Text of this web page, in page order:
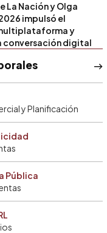
La Nación y Olga
impulsó el
y
conversación digital
y Planificación
Pública